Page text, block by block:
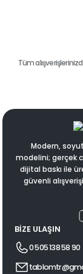
Tüm
Modern,
modelini; gerçek
dijital baskı ile
güvenli
BİZE ULAŞIN
0 505 138 58 90